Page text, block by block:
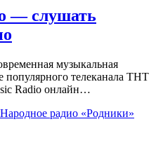
— слушать
музыкальная
популярного телеканала ТНТ
Radio онлайн…